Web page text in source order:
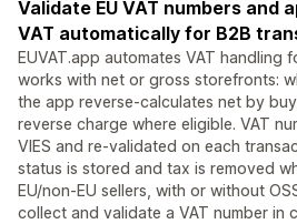
Validate EU VAT numbers and
VAT automatically for B2B
EUVAT.app automates VAT handling
works with net or gross storefronts:
the app reverse-calculates net by
reverse charge where eligible. VAT
VIES and re-validated on each
status is stored and tax is removed
EU/non-EU sellers, with or without
collect and validate a VAT number in